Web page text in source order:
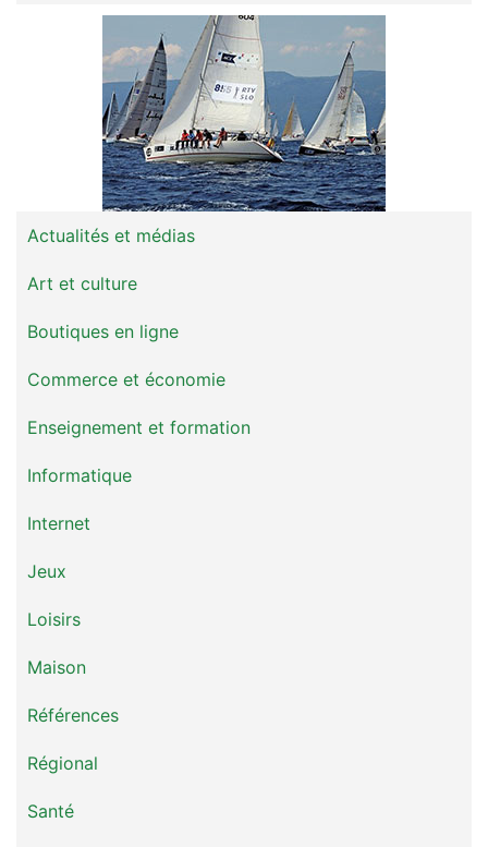
Actualités et médias
Art et culture
Boutiques en ligne
Commerce et économie
Enseignement et formation
Informatique
Internet
Jeux
Loisirs
Maison
Références
Régional
Santé